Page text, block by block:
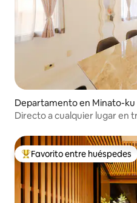
Departamento en Minato-ku
Directo a cualquier lugar en
Favorito entre los
Favorito entre huéspedes